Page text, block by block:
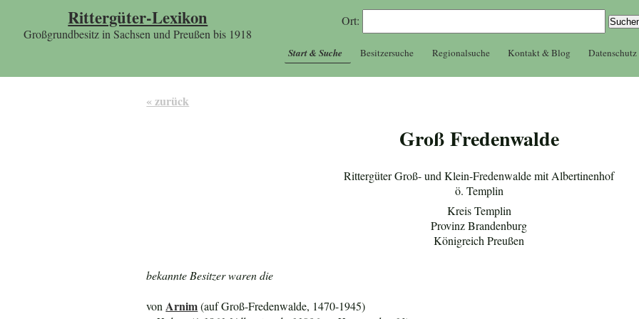
Rittergüter-Lexikon
Großgrundbesitz in Sachsen und Preußen bis 1918
Ort:
Start & Suche Besitzersuche Regionalsuche Kontakt & Blog Datenschutz
« zurück
Groß Fredenwalde
Rittergüter Groß- und Klein-Fredenwalde mit Albertinenhof
ö. Templin
Kreis Templin
Provinz Brandenburg
Königreich Preußen
bekannte Besitzer waren die
von Arnim(auf Groß-Fredenwalde, 1470-1945)